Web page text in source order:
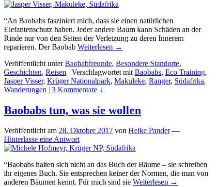
“An Baobabs fasziniert mich, dass sie einen natürlichen
Elefantenschutz haben. Jeder andere Baum kann Schäden an der
Rinde nur von den Seiten der Verletzung zu deren Innerem
reparieren. Der Baobab Weiterlesen →
Veröffentlicht unter Baobabfreunde, Besondere Standorte,
Geschichten, Reisen | Verschlagwortet mit Baobabs, Eco Training,
Jasper Visser, Krüger Nationalpark, Makuleke, Ranger, Südafrika,
Wanderungen | 3 Kommentare ↓
Baobabs tun, was sie wollen
Veröffentlicht am 28. Oktober 2017 von Heike Pander —
Hinterlasse eine Antwort
“Baobabs halten sich nicht an das Buch der Bäume – sie schreiben
ihr eigenes Buch. Sie entsprechen keiner der Normen, die man von
anderen Bäumen kennt. Für mich sind sie Weiterlesen →